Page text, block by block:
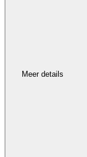
Meer details